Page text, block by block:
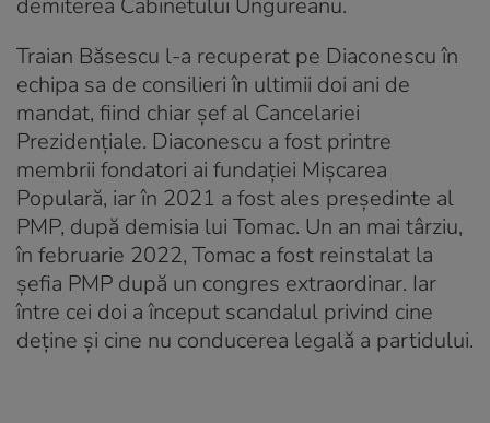
Traian Băsescu l-a recuperat pe Diaconescu în
echipa sa de consilieri în ultimii doi ani de
mandat, fiind chiar șef al Cancelariei
Prezidențiale. Diaconescu a fost printre
membrii fondatori ai fundației Mișcarea
Populară, iar în 2021 a fost ales președinte al
PMP, după demisia lui Tomac. Un an mai târziu,
în februarie 2022, Tomac a fost reinstalat la
șefia PMP după un congres extraordinar. Iar
între cei doi a început scandalul privind cine
deține și cine nu conducerea legală a partidului.